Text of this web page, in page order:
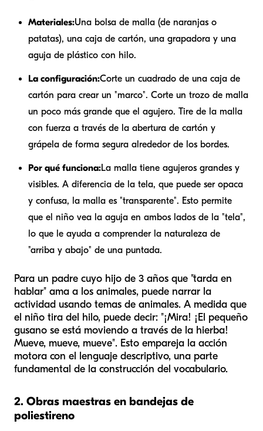
Materiales:Una bolsa de malla (de naranjas o
patatas), una caja de cartón, una grapadora y una
aguja de plástico con hilo.
La configuración:Corte un cuadrado de una caja de
cartón para crear un "marco". Corte un trozo de malla
un poco más grande que el agujero. Tire de la malla
con fuerza a través de la abertura de cartón y
grápela de forma segura alrededor de los bordes.
Por qué funciona:La malla tiene agujeros grandes y
visibles. A diferencia de la tela, que puede ser opaca
y confusa, la malla es "transparente". Esto permite
que el niño vea la aguja en ambos lados de la "tela",
lo que le ayuda a comprender la naturaleza de
"arriba y abajo" de una puntada.
Para un padre cuyo hijo de 3 años que "tarda en
hablar" ama a los animales, puede narrar la
actividad usando temas de animales. A medida que
el niño tira del hilo, puede decir: "¡Mira! ¡El pequeño
gusano se está moviendo a través de la hierba!
Mueve, mueve, mueve". Esto empareja la acción
motora con el lenguaje descriptivo, una parte
fundamental de la construcción del vocabulario.
2. Obras maestras en bandejas de
poliestireno